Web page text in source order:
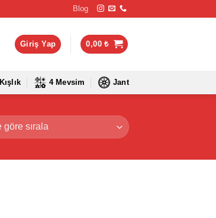
Blog
Giriş Yap 0,00₺
Kışlık 4 Mevsim Jant